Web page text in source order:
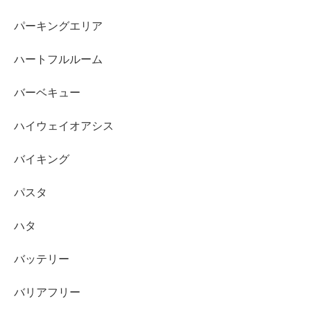
パーキングエリア
ハートフルルーム
バーベキュー
ハイウェイオアシス
バイキング
パスタ
ハタ
バッテリー
バリアフリー